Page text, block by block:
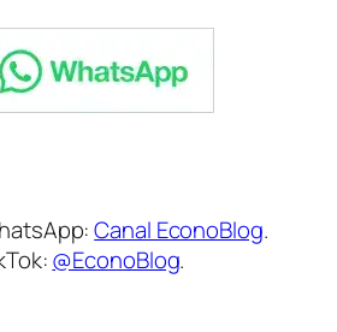
Canal EconoBlog.
@EconoBlog.